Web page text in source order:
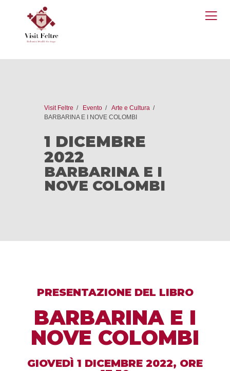
Visit Feltre Evento
Arte e Cultura
BARBARINA E I NOVE COLOMBI
1 DICEMBRE
2022
BARBARINA E I
NOVE COLOMBI
PRESENTAZIONE DEL LIBRO
BARBARINA E I
NOVE COLOMBI
GIOVEDÌ 1 DICEMBRE 2022, ORE